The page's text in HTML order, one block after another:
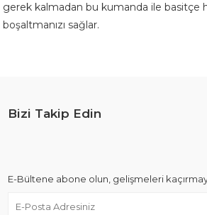
gerek kalmadan bu kumanda ile basitçe
boşaltmanızı sağlar.
Bizi Takip Edin
E-Bültene abone olun, gelişmeleri